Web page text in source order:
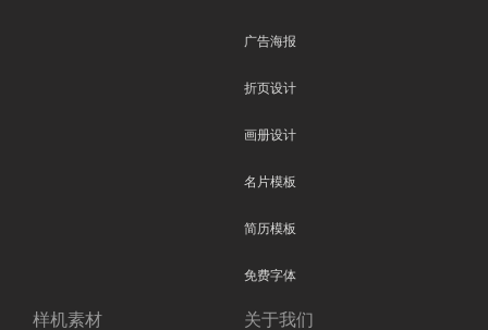
广告海报
折页设计
画册设计
名片模板
简历模板
免费字体
样机素材 关于我们